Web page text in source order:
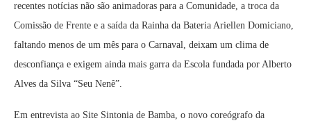
recentes notícias não são animadoras para a Comunidade, a troca da
Comissão de Frente e a saída da Rainha da Bateria Ariellen Domiciano,
faltando menos de um mês para o Carnaval, deixam um clima de
desconfiança e exigem ainda mais garra da Escola fundada por Alberto
Alves da Silva “Seu Nenê”.
Em entrevista ao Site Sintonia de Bamba, o novo coreógrafo da